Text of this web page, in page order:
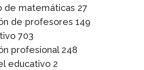
de matemáticas 27
de profesores 149
703
profesional 248
educativo 2